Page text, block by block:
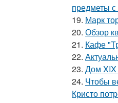
предметы с
19. Марк
20. Обзор
21. Кафе
22.
23. Дом XIX
24. Чтобы
Кристо